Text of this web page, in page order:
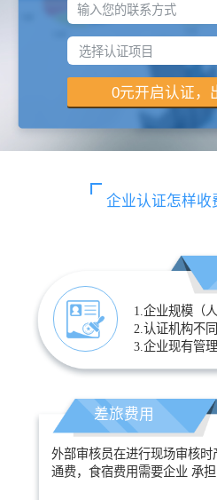
输入您的联系方式
企业认证怎样收
1.企业规模（
2.认证机构不
3.企业现有管
差旅费用
外部审核员在进行现场审核时
通费，食宿费用需要企业 承担